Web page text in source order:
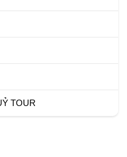
TOUR